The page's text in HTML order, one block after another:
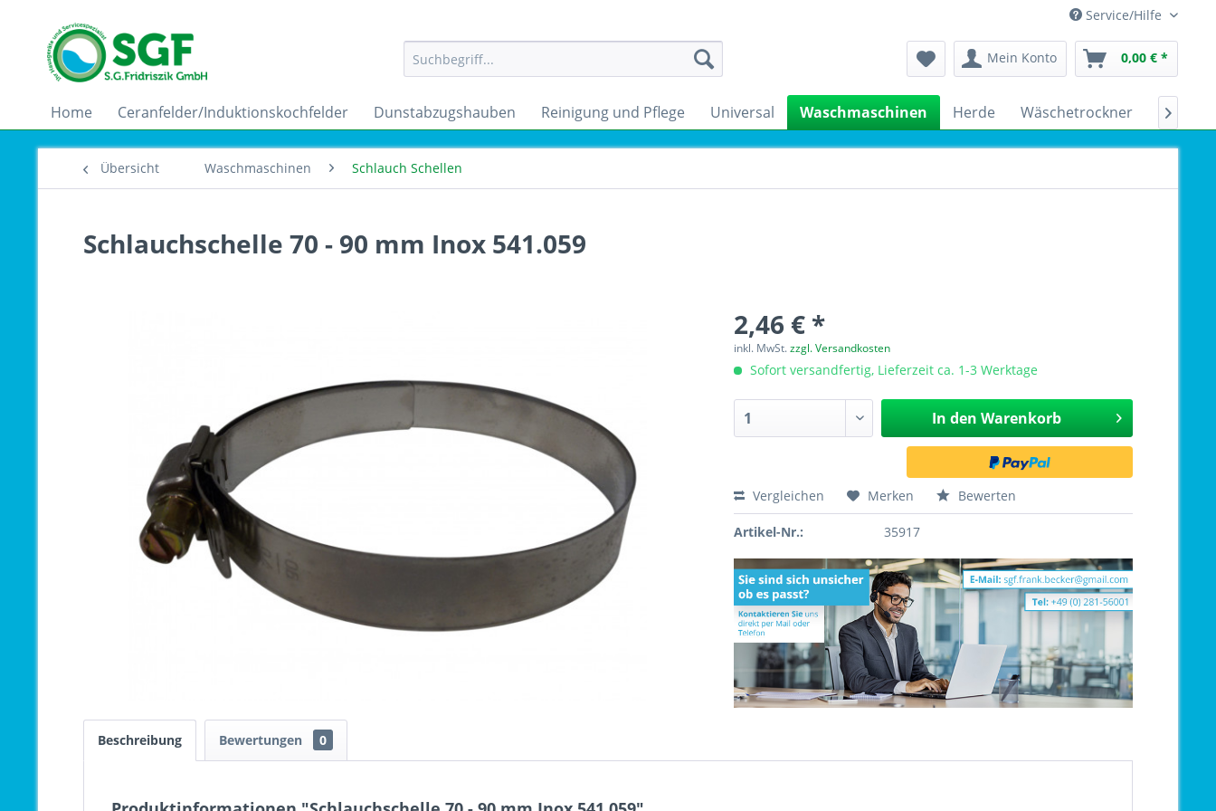
Service/Hilfe
Mein Konto 0,00 € *
Home Ceranfelder/Induktionskochfelder Dunstabzugshauben Reinigung und Pflege Universal Waschmaschinen Herde Wäschetrockner 
Übersicht Waschmaschinen Schlauch Schellen
Schlauchschelle 70 - 90 mm Inox 541.059
2,46 € *
inkl. MwSt.zzgl. Versandkosten
Sofort versandfertig, Lieferzeit ca. 1-3 Werktage
In den Warenkorb
Vergleichen Merken Bewerten
Artikel-Nr.: 35917
Beschreibung Bewertungen 0